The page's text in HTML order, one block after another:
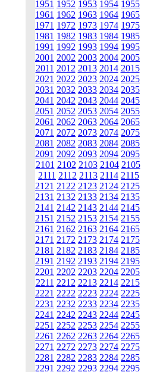
1951 1952 1953 1954 1955
1961 1962 1963 1964 1965
1971 1972 1973 1974 1975
1981 1982 1983 1984 1985
1991 1992 1993 1994 1995
2001 2002 2003 2004 2005
2011 2012 2013 2014 2015
2021 2022 2023 2024 2025
2031 2032 2033 2034 2035
2041 2042 2043 2044 2045
2051 2052 2053 2054 2055
2061 2062 2063 2064 2065
2071 2072 2073 2074 2075
2081 2082 2083 2084 2085
2091 2092 2093 2094 2095
2101 2102 2103 2104 2105
2111 2112 2113 2114 2115
2121 2122 2123 2124 2125
2131 2132 2133 2134 2135
2141 2142 2143 2144 2145
2151 2152 2153 2154 2155
2161 2162 2163 2164 2165
2171 2172 2173 2174 2175
2181 2182 2183 2184 2185
2191 2192 2193 2194 2195
2201 2202 2203 2204 2205
2211 2212 2213 2214 2215
2221 2222 2223 2224 2225
2231 2232 2233 2234 2235
2241 2242 2243 2244 2245
2251 2252 2253 2254 2255
2261 2262 2263 2264 2265
2271 2272 2273 2274 2275
2281 2282 2283 2284 2285
2291 2292 2293 2294 2295